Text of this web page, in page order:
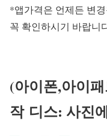
*앱가격은 언제든 변
꼭 확인하시기 바랍니
(아이폰,아이
작디스: 사진